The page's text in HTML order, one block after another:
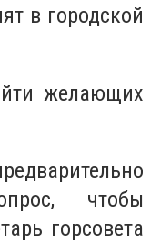
в городской
желающих
чтобы
горсовета